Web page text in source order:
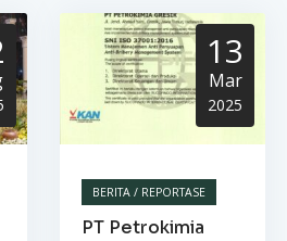
13
Mar
2025
BERITA / REPORTASE
PT Petrokimia